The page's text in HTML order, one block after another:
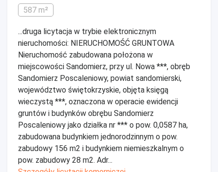
587 m²
...druga licytacja w trybie elektronicznym
nieruchomości: NIERUCHOMOŚĆ GRUNTOWA
Nieruchomość zabudowana położona w
miejscowości Sandomierz, przy ul. Nowa ***, obręb
Sandomierz Poscaleniowy, powiat sandomierski,
województwo świętokrzyskie, objęta księgą
wieczystą ***, oznaczona w operacie ewidencji
gruntów i budynków obrębu Sandomierz
Poscaleniowy jako działka nr *** o pow. 0,0587 ha,
zabudowana budynkiem jednorodzinnym o pow.
zabudowy 156 m2 i budynkiem niemieszkalnym o
pow. zabudowy 28 m2. Adr...